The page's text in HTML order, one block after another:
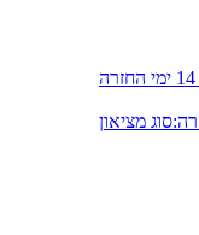
:סוג מציאון